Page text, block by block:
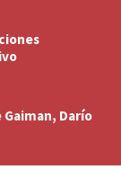
Darío